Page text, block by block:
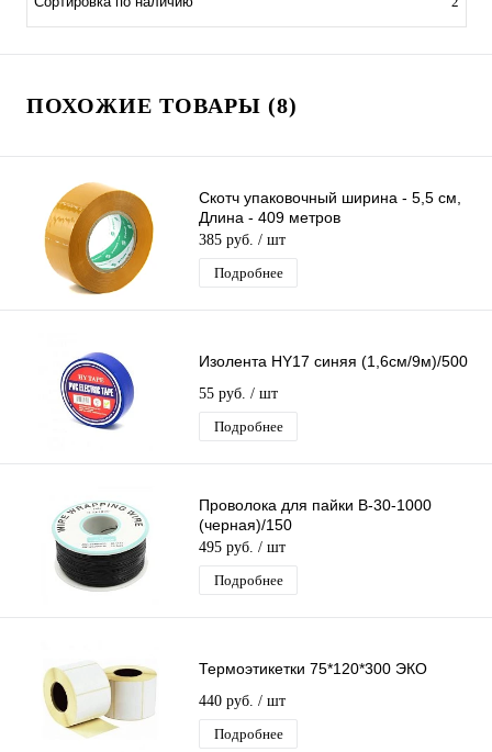
ПОХОЖИЕ ТОВАРЫ (8)
Скотч упаковочный ширина - 5,5 см,
Длина - 409 метров
385 руб. / шт
Подробнее
Изолента HY17 синяя (1,6см/9м)/500
55 руб. / шт
Подробнее
Проволока для пайки B-30-1000
(черная)/150
495 руб. / шт
Подробнее
Термоэтикетки 75*120*300 ЭКО
440 руб. / шт
Подробнее